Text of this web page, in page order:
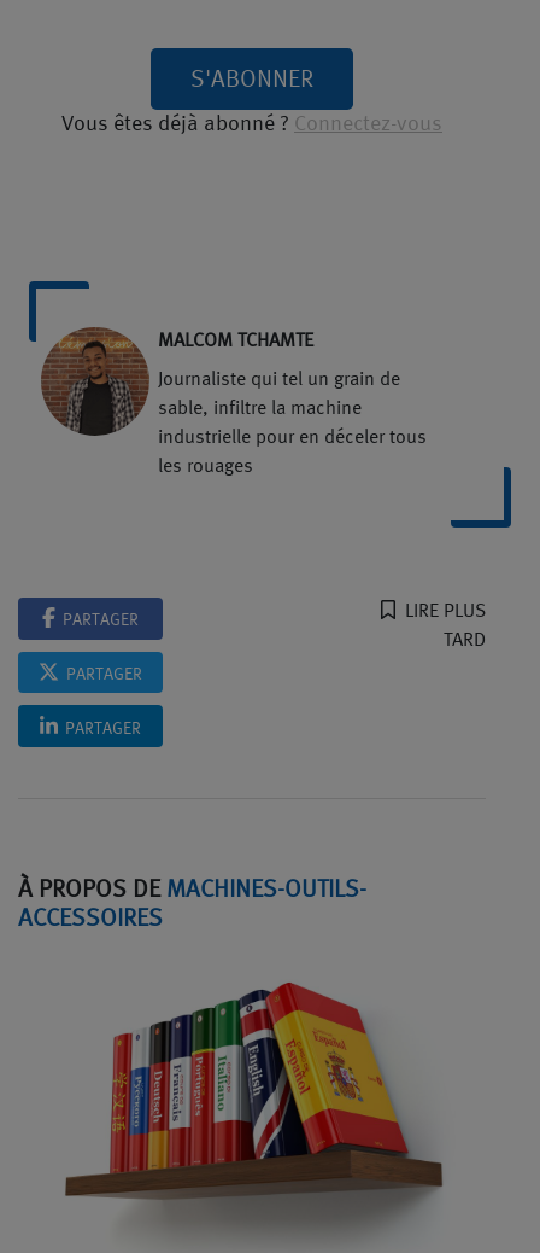
S'ABONNER
Vous êtes déjà abonné ? Connectez-vous
MALCOM TCHAMTE
Journaliste qui tel un grain de
sable, infiltre la machine
industrielle pour en déceler tous
les rouages
PARTAGER
PARTAGER
PARTAGER
LIRE PLUS
TARD
À PROPOS DE MACHINES-OUTILS-
ACCESSOIRES